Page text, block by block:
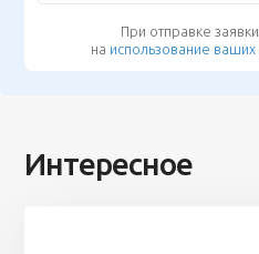
При отправке
на использование
Интересное